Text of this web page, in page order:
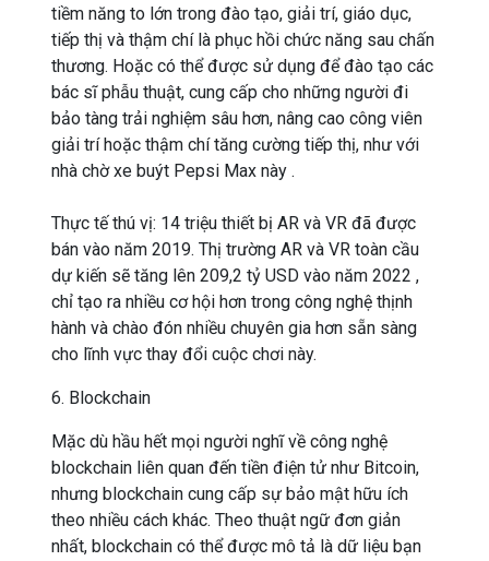
tiềm năng to lớn trong đào tạo, giải trí, giáo dục,
tiếp thị và thậm chí là phục hồi chức năng sau chấn
thương. Hoặc có thể được sử dụng để đào tạo các
bác sĩ phẫu thuật, cung cấp cho những người đi
bảo tàng trải nghiệm sâu hơn, nâng cao công viên
giải trí hoặc thậm chí tăng cường tiếp thị, như với
nhà chờ xe buýt Pepsi Max này .
Thực tế thú vị: 14 triệu thiết bị AR và VR đã được
bán vào năm 2019. Thị trường AR và VR toàn cầu
dự kiến ​​sẽ tăng lên 209,2 tỷ USD vào năm 2022 ,
chỉ tạo ra nhiều cơ hội hơn trong công nghệ thịnh
hành và chào đón nhiều chuyên gia hơn sẵn sàng
cho lĩnh vực thay đổi cuộc chơi này.
6. Blockchain
Mặc dù hầu hết mọi người nghĩ về công nghệ
blockchain liên quan đến tiền điện tử như Bitcoin,
nhưng blockchain cung cấp sự bảo mật hữu ích
theo nhiều cách khác. Theo thuật ngữ đơn giản
nhất, blockchain có thể được mô tả là dữ liệu bạn